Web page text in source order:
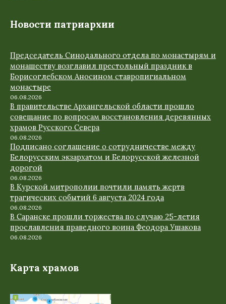
Новости патриархии
Председатель Синодального отдела по монастырям и
монашеству возглавил престольный праздник в
Борисоглебском Аносином ставропигиальном
монастыре
06.08.2026
В правительстве Архангельской области прошло
совещание по вопросам восстановления деревянных
храмов Русского Севера
06.08.2026
Подписано соглашение о сотрудничестве между
Белорусским экзархатом и Белорусской железной
дорогой
06.08.2026
В Курской митрополии почтили память жертв
трагических событий 6 августа 2024 года
06.08.2026
В Саранске прошли торжества по случаю 25-летия
прославления праведного воина Феодора Ушакова
06.08.2026
Карта храмов